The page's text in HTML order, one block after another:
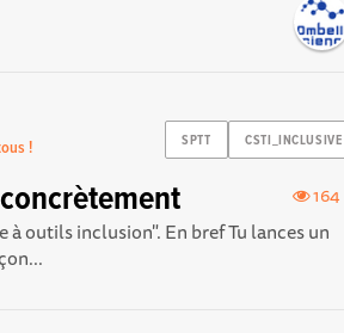
SPTT CSTI_INCLUSIVE
!
164
outils inclusion". En bref Tu lances un